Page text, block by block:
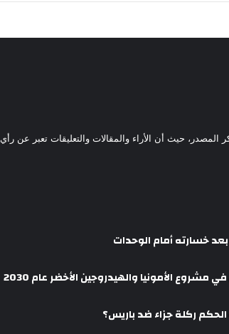
المصدر، حيث أن الأراء والمقالات والتعليقات تعبر عن رأي
خسارته أمام الوحدات
مشروع الأمونيا والهيدروجين الأخضر عام 2030
ركلة جزاء ضد باريس؟